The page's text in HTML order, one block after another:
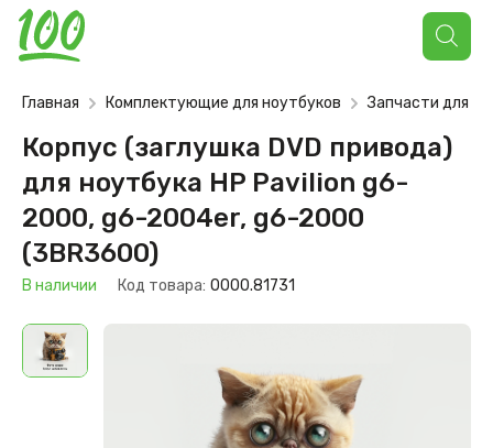
Поиск
товаров
Главная Комплектующие для ноутбуков Запчасти для
Корпус (заглушка DVD привода)
для ноутбука HP Pavilion g6-
2000, g6-2004er, g6-2000
(3BR3600)
В наличии Код товара: 0000.81731